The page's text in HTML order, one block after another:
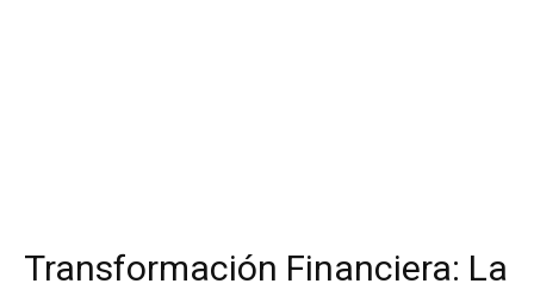
Transformación Financiera: La